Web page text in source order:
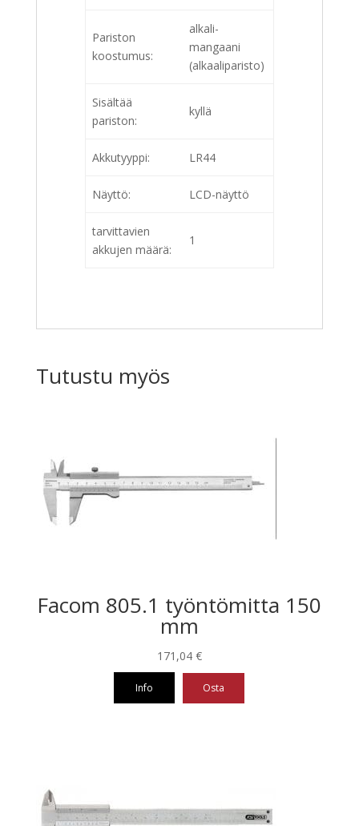
Pariston
koostumus:
alkali-
mangaani
(alkaaliparisto)
Sisältää
pariston:
kyllä
Akkutyyppi: LR44
Näyttö: LCD-näyttö
tarvittavien
akkujen määrä:
1
Tutustu myös
Facom 805.1 työntömitta 150
mm
171,04 €
Info Osta